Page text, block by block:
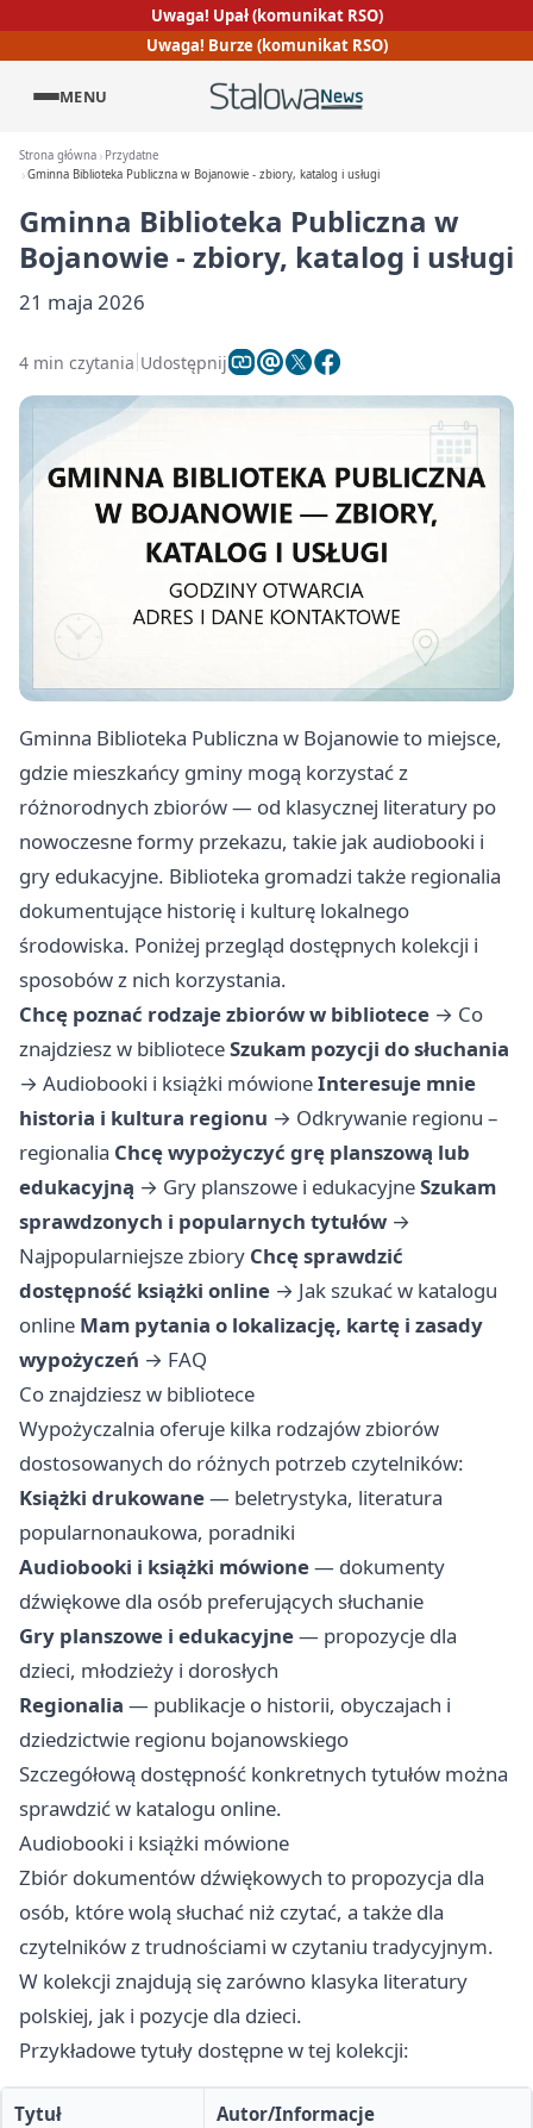
Uwaga! Upał (komunikat RSO)
Uwaga! Burze (komunikat RSO)
MENU
Strona główna
Przydatne
Gminna Biblioteka Publiczna w Bojanowie - zbiory, katalog i usługi
Gminna Biblioteka Publiczna w
Bojanowie - zbiory, katalog i usługi
21 maja 2026
4 min czytania Udostępnij
Gminna Biblioteka Publiczna w Bojanowie to miejsce,
gdzie mieszkańcy gminy mogą korzystać z
różnorodnych zbiorów — od klasycznej literatury po
nowoczesne formy przekazu, takie jak audiobooki i
gry edukacyjne. Biblioteka gromadzi także regionalia
dokumentujące historię i kulturę lokalnego
środowiska. Poniżej przegląd dostępnych kolekcji i
sposobów z nich korzystania.
Chcę poznać rodzaje zbiorów w bibliotece → Co
znajdziesz w biblioteceSzukam pozycji do słuchania
→ Audiobooki i książki mówioneInteresuje mnie
historia i kultura regionu → Odkrywanie regionu –
regionalia Chcę wypożyczyć grę planszową lub
edukacyjną → Gry planszowe i edukacyjneSzukam
sprawdzonych i popularnych tytułów →
Najpopularniejsze zbiory Chcę sprawdzić
dostępność książki online → Jak szukać w katalogu
online Mam pytania o lokalizację, kartę i zasady
wypożyczeń → FAQ
Co znajdziesz w bibliotece
Wypożyczalnia oferuje kilka rodzajów zbiorów
dostosowanych do różnych potrzeb czytelników:
Książki drukowane— beletrystyka, literatura
popularnonaukowa, poradniki
Audiobooki i książki mówione— dokumenty
dźwiękowe dla osób preferujących słuchanie
Gry planszowe i edukacyjne— propozycje dla
dzieci, młodzieży i dorosłych
Regionalia — publikacje o historii, obyczajach i
dziedzictwie regionu bojanowskiego
Szczegółową dostępność konkretnych tytułów można
sprawdzić w katalogu online.
Audiobooki i książki mówione
Zbiór dokumentów dźwiękowych to propozycja dla
osób, które wolą słuchać niż czytać, a także dla
czytelników z trudnościami w czytaniu tradycyjnym.
W kolekcji znajdują się zarówno klasyka literatury
polskiej, jak i pozycje dla dzieci.
Przykładowe tytuły dostępne w tej kolekcji:
Tytuł Autor/Informacje